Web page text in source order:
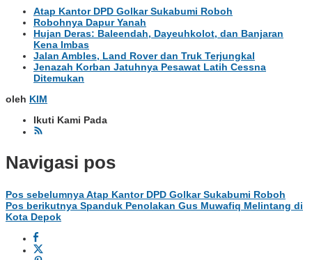
Atap Kantor DPD Golkar Sukabumi Roboh
Robohnya Dapur Yanah
Hujan Deras: Baleendah, Dayeuhkolot, dan Banjaran
Kena Imbas
Jalan Ambles, Land Rover dan Truk Terjungkal
Jenazah Korban Jatuhnya Pesawat Latih Cessna
Ditemukan
oleh KIM
Ikuti Kami Pada
Navigasi pos
Pos sebelumnyaAtap Kantor DPD Golkar Sukabumi Roboh
Pos berikutnya Spanduk Penolakan Gus Muwafiq Melintang di
Kota Depok